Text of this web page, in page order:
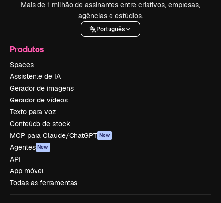
Mais de 1 milhão de assinantes entre criativos, empresas,
agências e estúdios.
Português
Produtos
Spaces
Assistente de IA
Gerador de imagens
Gerador de vídeos
Texto para voz
Conteúdo de stock
MCP para Claude/ChatGPT New
Agentes New
API
App móvel
Todas as ferramentas